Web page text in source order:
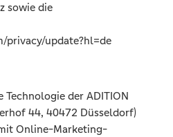
sowie die
privacy/update?hl=de
der ADITION
44, 40472 Düsseldorf)
Online-Marketing-